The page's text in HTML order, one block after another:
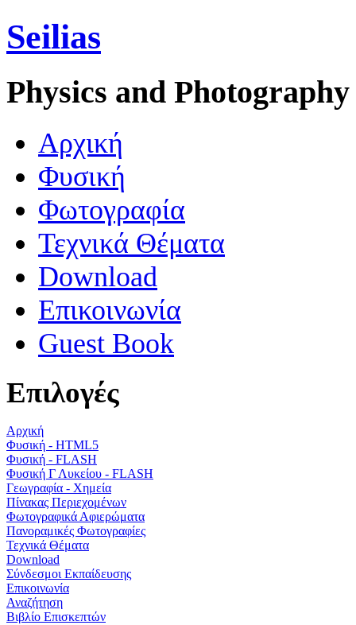
Seilias
Physics and Photography
Aρχική
Φυσική
Φωτογραφία
Τεχνικά Θέματα
Download
Επικοινωνία
Guest Book
Επιλογές
Αρχική
Φυσική - HTML5
Φυσική - FLASH
Φυσική Γ Λυκείου - FLASH
Γεωγραφία - Χημεία
Πίνακας Περιεχομένων
Φωτογραφικά Αφιερώματα
Πανοραμικές Φωτογραφίες
Τεχνικά Θέματα
Download
Σύνδεσμοι Εκπαίδευσης
Επικοινωνία
Αναζήτηση
Βιβλίο Επισκεπτών